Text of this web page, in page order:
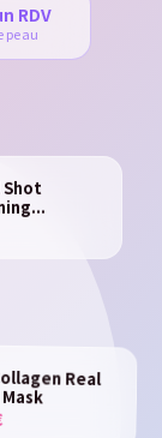
RDV
peau
Real